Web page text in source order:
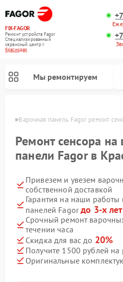
FIX-FAGOR
Ремонт устройств Fagor
Специализированный
cервисный центр г.
Краснодар
Мы ремонтируем
Варочная панель Fagor ремонт
Ремонт сенсора на
панели Fagor в
Привезем и увезем
собственной доставкой
Гарантия на наши
панелей Fagorдо 3-х лет
Срочный ремонт
течении часа
Скидка для вас до 20%
Получите 1500 рублей на
Оригинальные